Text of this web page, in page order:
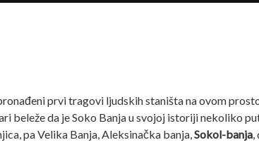
prvi tragovi ljudskih staništa na ovom
beleže da je Soko Banja u svojoj istoriji nekoliko
pa Velika Banja, Aleksinačka banja,Sokol-banja,